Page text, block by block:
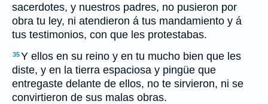
sacerdotes, y nuestros padres, no pusieron por
obra tu ley, ni atendieron á tus mandamiento y á
tus testimonios, con que les protestabas.
35Y ellos en su reino y en tu mucho bien que les
diste, y en la tierra espaciosa y pingüe que
entregaste delante de ellos, no te sirvieron, ni se
convirtieron de sus malas obras.